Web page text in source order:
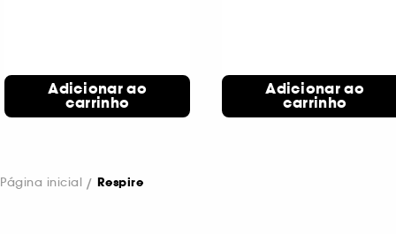
Adicionar ao
carrinho
Adicionar ao
carrinho
Página inicial Respire